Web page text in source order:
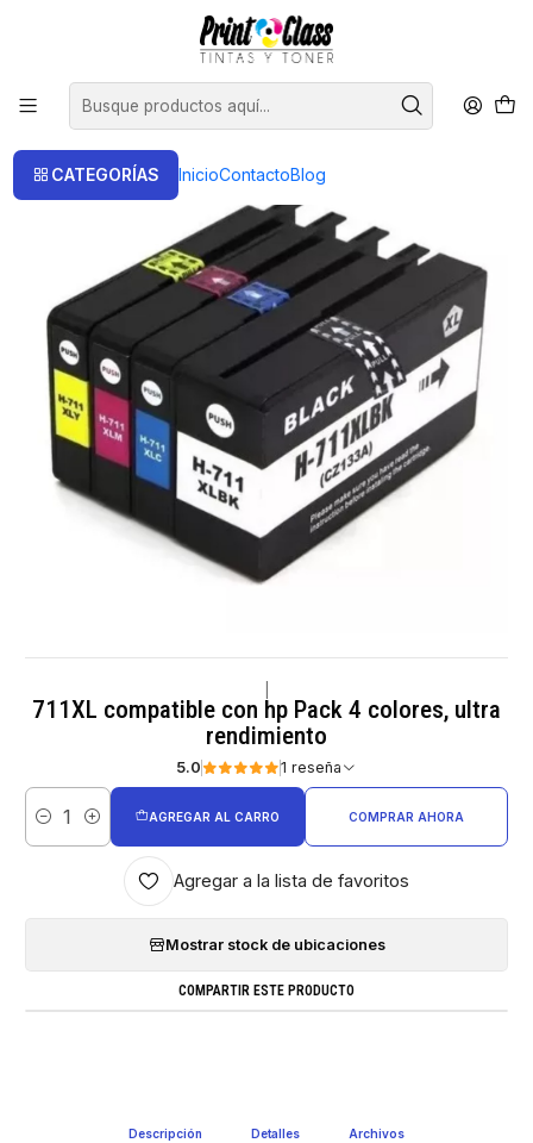
CATEGORÍAS InicioContactoBlog
📦 Envío Gratis compras sobre $120.000
Cartuchos Cartuchos Alternativos
711XL compatible con hp Pack 4 colores, ultra rendimiento
711XL compatible con hp Pack 4 colores, ultra
rendimiento
5.0 1 reseña
Cantidad
AGREGAR AL CARRO COMPRAR AHORA
Agregar a la lista de favoritos
Mostrar stock de ubicaciones
COMPARTIR ESTE PRODUCTO
Descripción Detalles Archivos